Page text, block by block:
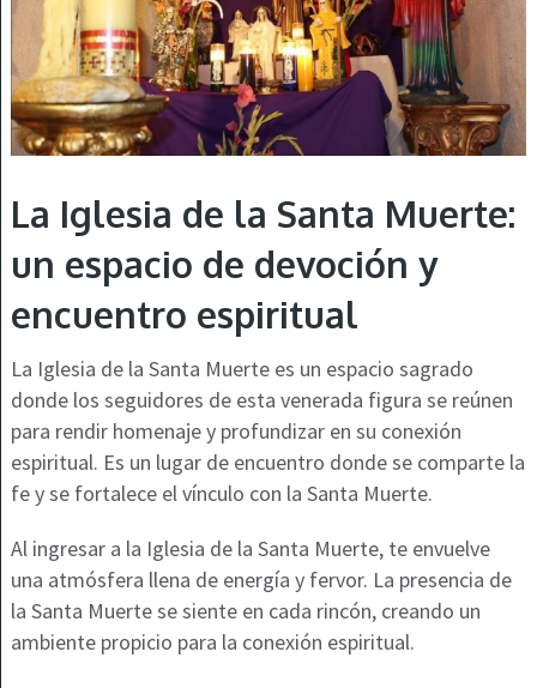
La Iglesia de la Santa Muerte:
un espacio de devoción y
encuentro espiritual
La Iglesia de la Santa Muerte es un espacio sagrado
donde los seguidores de esta venerada figura se reúnen
para rendir homenaje y profundizar en su conexión
espiritual. Es un lugar de encuentro donde se comparte la
fe y se fortalece el vínculo con la Santa Muerte.
Al ingresar a la Iglesia de la Santa Muerte, te envuelve
una atmósfera llena de energía y fervor. La presencia de
la Santa Muerte se siente en cada rincón, creando un
ambiente propicio para la conexión espiritual.